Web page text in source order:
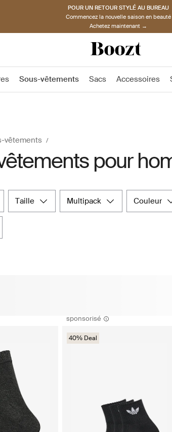
POUR UN RETOUR STYLÉ AU BUREAU
Commencez la nouvelle saison en beauté
Achetez maintenant →
Sous-vêtements Sacs Accessoires
vêtements
pour
taille multipack couleur
sponsorisé
40% Deal